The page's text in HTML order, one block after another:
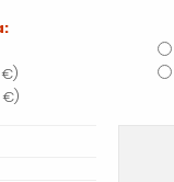
€)
€)